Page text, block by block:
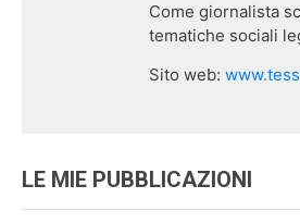
Come giornalista
tematiche sociali
Sito web:
LE MIE PUBBLICAZIONI